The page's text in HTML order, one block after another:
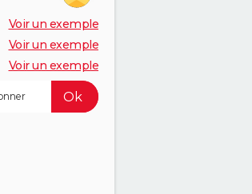
Voir un exemple
Voir un exemple
Voir un exemple